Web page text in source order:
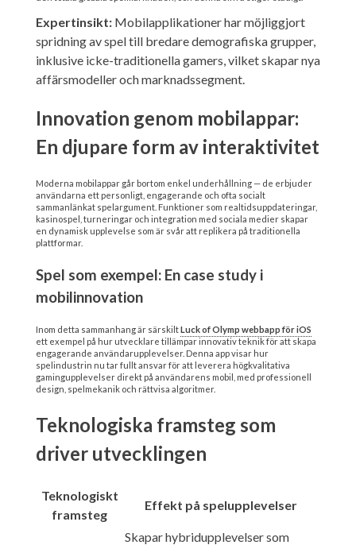
Expertinsikt:Mobilapplikationer har möjliggjort
spridning av spel till bredare demografiska grupper,
inklusive icke-traditionella gamers, vilket skapar nya
affärsmodeller och marknadssegment.
Innovation genom mobilappar:
En djupare form av interaktivitet
Moderna mobilappar går bortom enkel underhållning — de erbjuder
användarna ett personligt, engagerande och ofta socialt
sammanlänkat spelargument. Funktioner som realtidsuppdateringar,
kasinospel, turneringar och integration med sociala medier skapar
en dynamisk upplevelse som är svår att replikera på traditionella
plattformar.
Spel som exempel: En case study i
mobilinnovation
Inom detta sammanhang är särskiltLuck of Olymp webbapp för iOS
ett exempel på hur utvecklare tillämpar innovativ teknik för att skapa
engagerande användarupplevelser. Denna app visar hur
spelindustrin nu tar fullt ansvar för att leverera högkvalitativa
gamingupplevelser direkt på användarens mobil, med professionell
design, spelmekanik och rättvisa algoritmer.
Teknologiska framsteg som
driver utvecklingen
Teknologiskt
framsteg
Effekt på spelupplevelser
Skapar hybridupplevelser som